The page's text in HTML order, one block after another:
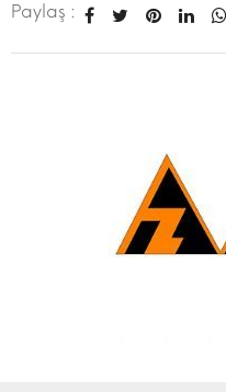
Paylaş :